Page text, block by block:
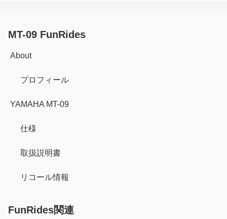
MT-09 FunRides
About
プロフィール
YAMAHA MT-09
仕様
取扱説明書
リコール情報
FunRides関連